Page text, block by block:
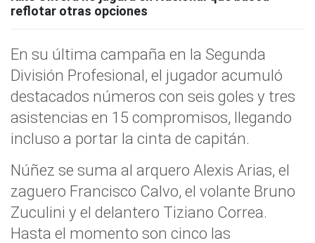
reflotar otras opciones
En su última campaña en la Segunda
División Profesional, el jugador acumuló
destacados números con seis goles y tres
asistencias en 15 compromisos, llegando
incluso a portar la cinta de capitán.
Núñez se suma al arquero Alexis Arias, el
zaguero Francisco Calvo, el volante Bruno
Zuculini y el delantero Tiziano Correa.
Hasta el momento son cinco las